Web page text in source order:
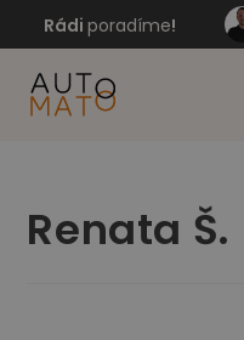
Rádi poradíme!
Renata Š.